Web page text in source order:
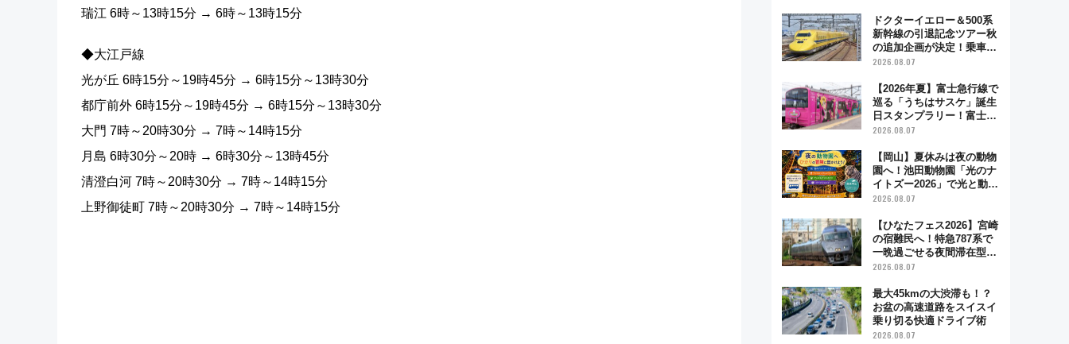
瑞江 6時～13時15分 → 6時～13時15分
◆大江戸線
光が丘 6時15分～19時45分 → 6時15分～13時30分
都庁前外 6時15分～19時45分 → 6時15分～13時30分
大門 7時～20時30分 → 7時～14時15分
月島 6時30分～20時 → 6時30分～13時45分
清澄白河 7時～20時30分 → 7時～14時15分
上野御徒町 7時～20時30分 → 7時～14時15分
ドクターイエロー＆500系
新幹線の引退記念ツアー秋
の追加企画が決定！乗車体
験やグッズ・ホテル情報ま
2026.08.07
【2026年夏】富士急行線で
巡る「うちはサスケ」誕生
日スタンプラリー！富士急
ハイランド限定グルメ＆グ
2026.08.07
【岡山】夏休みは夜の動物
園へ！池田動物園「光のナ
イトズー2026」で光と動物
が彩る特別な夜
2026.08.07
【ひなたフェス2026】宮崎
の宿難民へ！特急787系で
一晩過ごせる夜間滞在型イ
ベント「スワローおひさ
2026.08.07
最大45kmの大渋滞も！？
お盆の高速道路をスイスイ
乗り切る快適ドライブ術
2026.08.07